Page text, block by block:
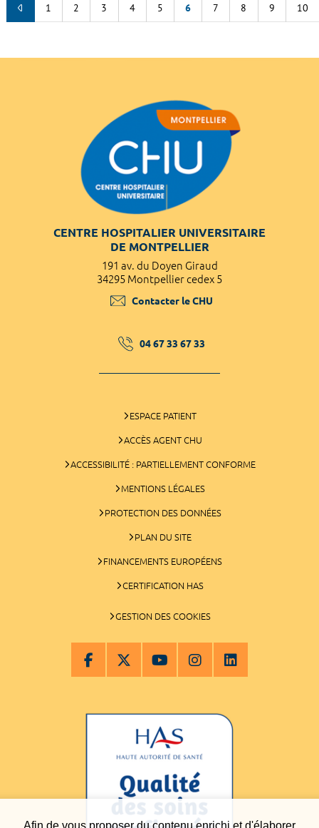
Afin de vous proposer du contenu enrichi et d'élaborer
1 2 3 4 5 6 7 8 9 10
CENTRE HOSPITALIER UNIVERSITAIRE
DE MONTPELLIER
191 av. du Doyen Giraud
34295 Montpellier cedex 5
Contacter le CHU
04 67 33 67 33
ESPACE PATIENT
ACCÈS AGENT CHU
ACCESSIBILITÉ : PARTIELLEMENT CONFORME
MENTIONS LÉGALES
PROTECTION DES DONNÉES
PLAN DU SITE
FINANCEMENTS EUROPÉENS
CERTIFICATION HAS
GESTION DES COOKIES